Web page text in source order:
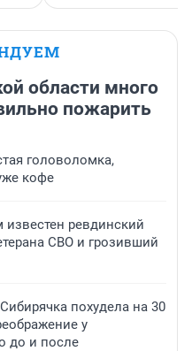
области много
пожарить
головоломка,
кофе
ревдинский
СВО и грозивший
похудела на 30
у
до и после